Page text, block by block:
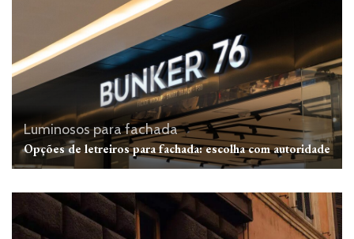
Luminosos para fachada
Opções de letreiros para fachada: escolha com autoridade